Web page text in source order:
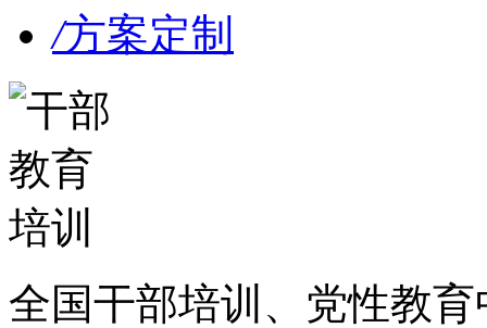
/方案定制
全国干部培训、党性教